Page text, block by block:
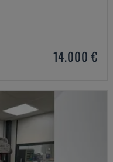
14.000 €